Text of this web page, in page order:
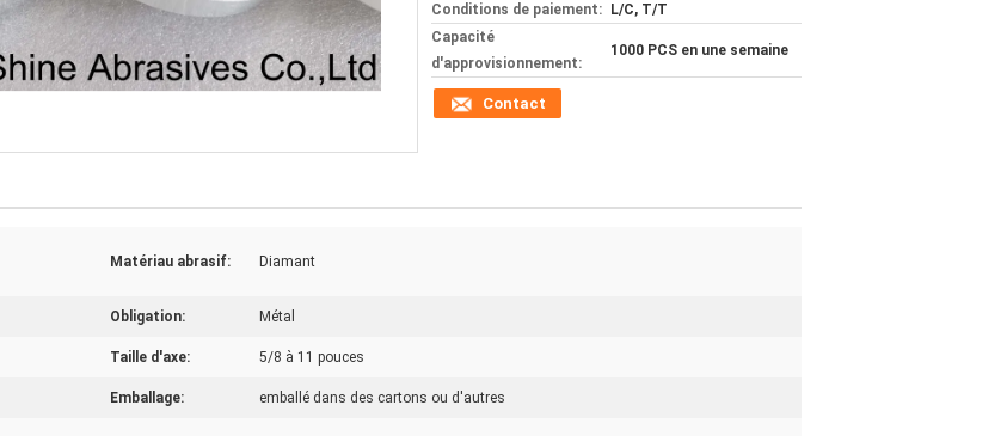
Conditions de paiement:
L/C, T/T
Capacité
d'approvisionnement:
1000 PCS en une semaine
Contact
Matériau abrasif: Diamant
Obligation: Métal
Taille d'axe: 5/8 à 11 pouces
Emballage: emballé dans des cartons ou d'autres